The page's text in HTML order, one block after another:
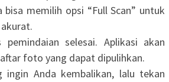
memilih opsi “Full Scan” untuk
pemindaian selesai. Aplikasi akan
foto yang dapat dipulihkan.
Anda kembalikan, lalu tekan